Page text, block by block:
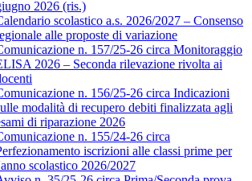
2026 (ris.)
scolastico a.s. 2026/2027 – Consenso
alle proposte di variazione
n. 157/25-26 circa Monitoraggio
2026 – Seconda rilevazione rivolta ai
n. 156/25-26 circa Indicazioni
modalità di recupero debiti finalizzata agli
di riparazione 2026
n. 155/24-26 circa
iscrizioni alle classi prime per
scolastico 2026/2027